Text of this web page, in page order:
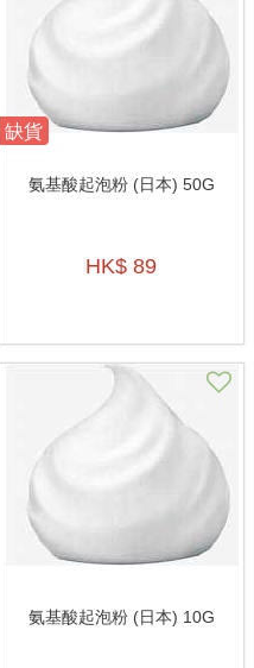
缺貨
氨基酸起泡粉 (日本) 50G
HK$ 89
氨基酸起泡粉 (日本) 10G